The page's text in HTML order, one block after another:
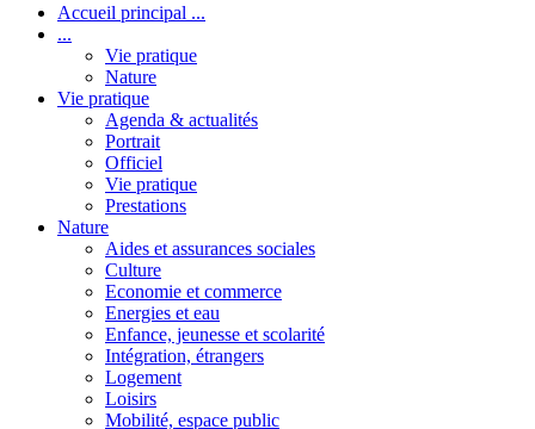
Accueil principal ...
...
Vie pratique
Nature
Vie pratique
Agenda & actualités
Portrait
Officiel
Vie pratique
Prestations
Nature
Aides et assurances sociales
Culture
Economie et commerce
Energies et eau
Enfance, jeunesse et scolarité
Intégration, étrangers
Logement
Loisirs
Mobilité, espace public